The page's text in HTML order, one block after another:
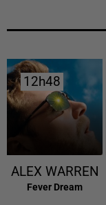
12h48
12h48
ALEX WARREN
Fever Dream